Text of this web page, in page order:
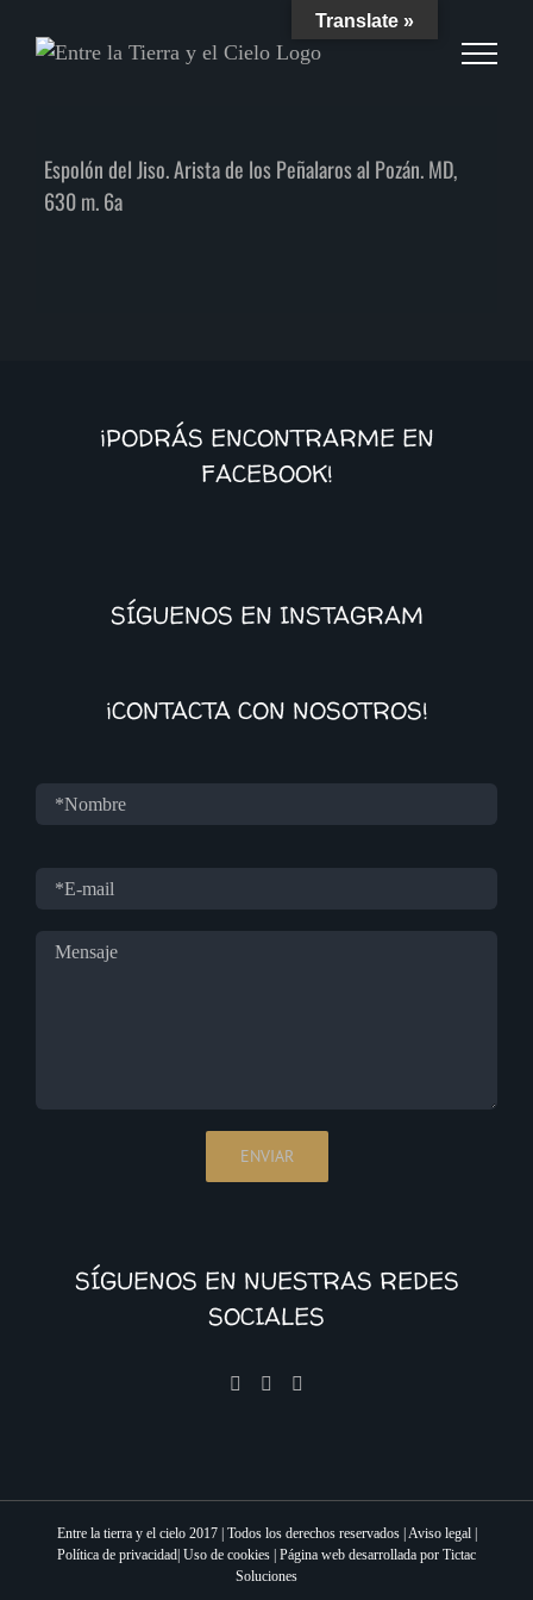
Espolón del Jiso. Arista de los Peñalaros al Pozán. MD,
630 m. 6a
¡PODRÁS ENCONTRARME EN
FACEBOOK!
SÍGUENOS EN INSTAGRAM
¡CONTACTA CON NOSOTROS!
SÍGUENOS EN NUESTRAS REDES
SOCIALES
Entre la tierra y el cielo 2017 | Todos los derechos reservados | Aviso legal|
Política de privacidad Uso de cookies Página web desarrollada por Tictac
Soluciones
Translate »